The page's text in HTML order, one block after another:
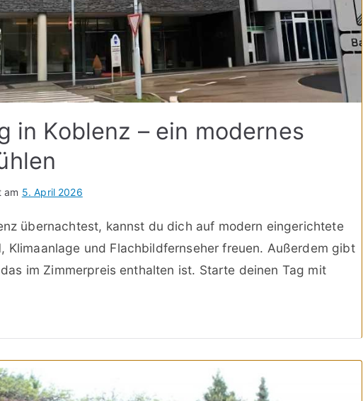
in Koblenz – ein modernes
am 5. April 2026
übernachtest, kannst du dich auf modern eingerichtete
Klimaanlage und Flachbildfernseher freuen. Außerdem gibt
im Zimmerpreis enthalten ist. Starte deinen Tag mit